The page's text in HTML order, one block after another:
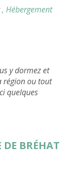
, Hébergement
y dormez et
région ou tout
quelques
DE BRÉHAT